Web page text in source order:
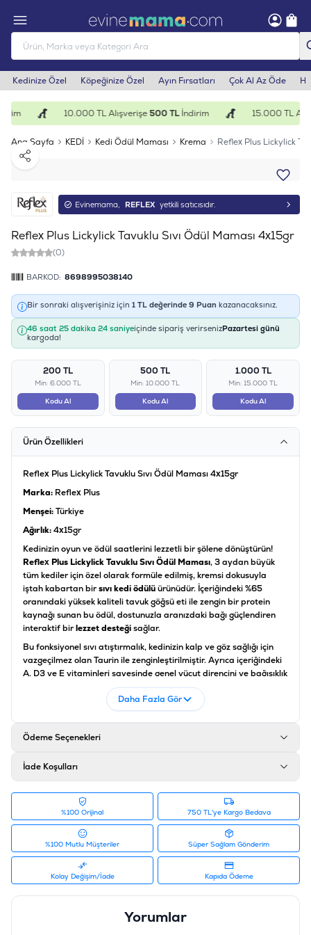
Kedinize Özel Köpeğinize Özel Ayın Fırsatları Çok Al Az Öde
10.000 TL Alışverişe500 TLİndirim 15.000 TL
Ana Sayfa KEDİ Kedi Ödül Maması Krema
Reflex Plus Lickylick
Paylaş
Evinemama, REFLEX yetkili satıcısıdır.
Reflex Plus Lickylick Tavuklu Sıvı Ödül Maması 4x15gr
(0)
BARKOD: 8698995038140
Bir sonraki alışverişiniz için 1 TL değerinde 9 Puan kazanacaksınız.
46 saat 25 dakika 24 saniyeiçinde sipariş verirsenizPazartesi günü
kargoda!
200 TL
Min: 6.000 TL
Kodu Al
500 TL
Min: 10.000 TL
Kodu Al
1.000 TL
Min: 15.000 TL
Kodu Al
Ürün Özellikleri
Reflex Plus Lickylick Tavuklu Sıvı Ödül Maması 4x15gr
Marka: Reflex Plus
Menşei:Türkiye
Ağırlık:4x15gr
Kedinizin oyun ve ödül saatlerini lezzetli bir şölene dönüştürün!
Reflex Plus Lickylick Tavuklu Sıvı Ödül Maması, 3 aydan büyük
tüm kediler için özel olarak formüle edilmiş, kremsi dokusuyla
iştah kabartan birsıvı kedi ödülüürünüdür. İçeriğindeki %65
oranındaki yüksek kaliteli tavuk göğsü eti ile zengin bir protein
kaynağı sunan bu ödül, dostunuzla aranızdaki bağı güçlendiren
interaktif birlezzet desteğisağlar.
Bu fonksiyonel sıvı atıştırmalık, kedinizin kalp ve göz sağlığı için
vazgeçilmez olan Taurin ile zenginleştirilmiştir. Ayrıca içeriğindeki
A, D3 ve E vitaminleri sayesinde genel vücut direncini ve bağışıklık
sistemini destekler. %85 nem oranı ile kedinizin günlük sıvı alımına
Reflex Plus tavuklu sıvı ödül , düşük yağ oranıyla
kedinizin ideal formunu korurken onu mutlu eden en
Besin Madde Bileşenleri
Ham Protein ≥ %9,5
≥ %2
Ham Lif ≤ %1
Ham Kül ≤ %2,2
Daha Fazla Gör
Ödeme Seçenekleri
İade Koşulları
%100 Orijinal 750 TL'ye Kargo Bedava
%100 Mutlu Müşteriler Süper Sağlam Gönderim
Kolay Değişim/İade Kapıda Ödeme
Yorumlar